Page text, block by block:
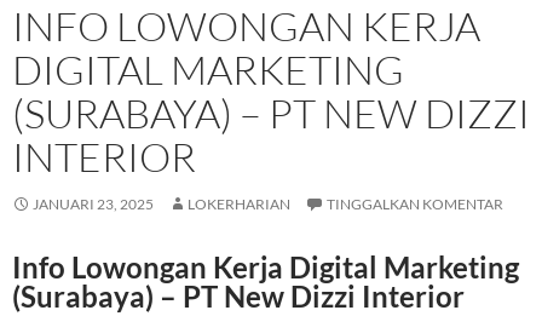
INFO LOWONGAN KERJA
DIGITAL MARKETING
(SURABAYA) – PT NEW DIZZI
INTERIOR
JANUARI 23, 2025 LOKERHARIAN TINGGALKAN KOMENTAR
Info Lowongan Kerja Digital Marketing
(Surabaya) – PT New Dizzi Interior